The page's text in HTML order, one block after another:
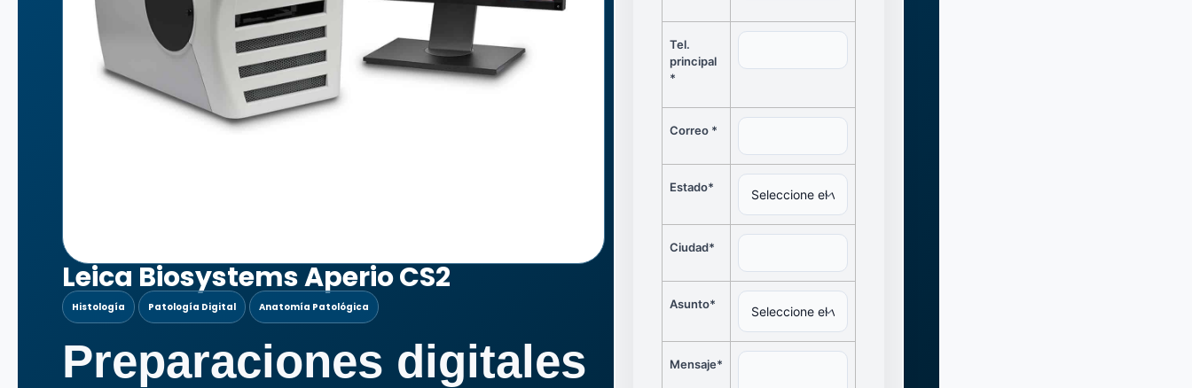
Leica Biosystems Aperio CS2
Histología Patología Digital Anatomía Patológica
Preparaciones digitales
Tel.
principal
*
Correo *
Estado*
Ciudad*
Asunto*
Mensaje*